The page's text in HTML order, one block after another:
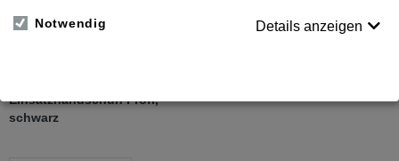
Einsatzhandschuh Profi,
schwarz
Notwendig Details anzeigen